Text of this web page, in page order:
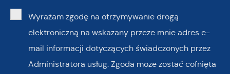
Wyrażam zgodę na otrzymywanie drogą
elektroniczną na wskazany przeze mnie adres e-
mail informacji dotyczących świadczonych przez
Administratora usług. Zgoda może zostać cofnięta